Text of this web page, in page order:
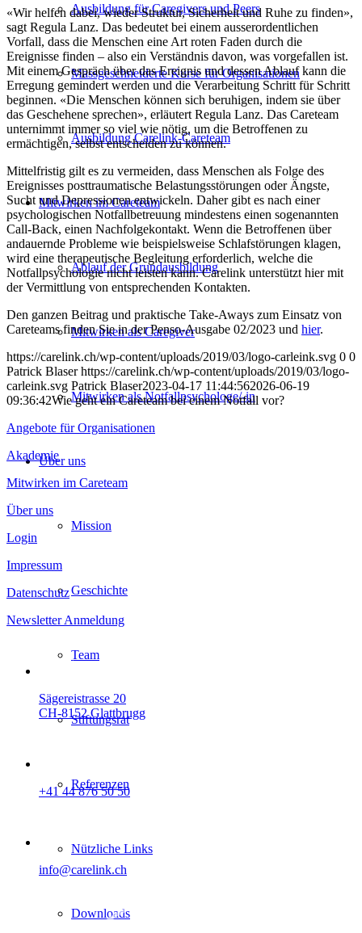
Ausbildung für Caregivers und Peers
Massgeschneiderte Kurse für Organisationen
Ausbildung Carelink-Careteam
Mitwirken im Careteam
Ablauf der Grundausbildung
Mitwirken als Caregiver
Mitwirken als Not­fallpsychologe/-in
Über uns
Mission
Geschichte
Team
Stiftungsrat
Referenzen
Nützliche Links
Downloads
«Wir helfen dabei, wieder Struktur, Sicherheit und Ruhe zu finden»,
sagt Regula Lanz. Das bedeutet bei einem ausserordentlichen
Vorfall, dass die Menschen eine Art roten Faden durch die
Ereignisse finden – also ein Verständnis davon, was vorgefallen ist.
Mit einem Gespräch über das Ereignis und dessen Ablauf kann die
Erregung gemindert werden und die Verarbeitung Schritt für Schritt
beginnen. «Die Menschen können sich beruhigen, indem sie über
das Geschehene sprechen», erläutert Regula Lanz. Das Careteam
unternimmt immer so viel wie nötig, um die Betroffenen zu
ermächtigen, selbst entscheiden zu können.
Mittelfristig gilt es zu vermeiden, dass Menschen als Folge des
Ereignisses posttraumatische Belastungsstörungen oder Ängste,
Sucht und Depressionen entwickeln. Daher gibt es nach einer
psychologischen Notfallbetreuung mindestens einen sogenannten
Call-Back, einen Nachfolgekontakt. Wenn die Betroffenen über
andauernde Probleme wie beispielsweise Schlafstörungen klagen,
wird eine therapeutische Begleitung erforderlich, welche die
Notfallpsychologie nicht leisten kann. Carelink unterstützt hier mit
der Vermittlung von entsprechenden Kontakten.
Den ganzen Beitrag und praktische Take-Aways zum Einsatz von
Careteams finden Sie in der Penso-Ausgabe 02/2023 und hier.
https://carelink.ch/wp-content/uploads/2019/03/logo-carleink.svg 0 0
Patrick Blaser https://carelink.ch/wp-content/uploads/2019/03/logo-
carleink.svg Patrick Blaser2023-04-17 11:44:562026-06-19
09:36:42Wie geht ein Careteam bei einem Notfall vor?
Angebote für Organisationen
Akademie
Mitwirken im Careteam
Über uns
Login
Impressum
Datenschutz
Newsletter Anmeldung
Sägereistrasse 20
CH-8152 Glattbrugg
+41 44 876 50 50
info@carelink.ch